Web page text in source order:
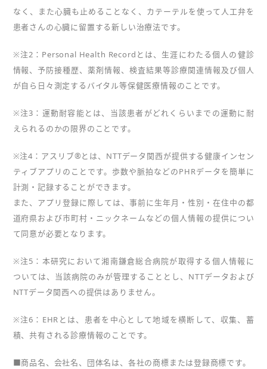
なく、また心臓も止めることなく、カテーテルを使って人工弁を
患者さんの心臓に留置する新しい治療法です。
※注2：Personal Health Recordとは、生涯にわたる個人の健診
情報、予防接種歴、薬剤情報、検査結果等診療関連情報及び個人
が自ら日々測定するバイタル等保健医療情報のことです。
※注3：運動耐容能とは、当該患者がどれくらいまでの運動に耐
えられるのかの限界のことです。
※注4：アスリブ®とは、NTTデータ関西が提供する健康インセン
ティブアプリのことです。歩数や脈拍などのPHRデータを簡単に
計測・記録することができます。
また、アプリ登録に際しては、事前に生年月・性別・在住中の都
道府県および市町村・ニックネームなどの個人情報の提供につい
て同意が必要となります。
※注5：本研究において湘南鎌倉総合病院が取得する個人情報に
ついては、当該病院のみが管理することとし、NTTデータおよび
NTTデータ関西への提供はありません。
※注6：EHRとは、患者を中心として地域を横断して、収集、蓄
積、共有される診療情報のことです。
■商品名、会社名、団体名は、各社の商標または登録商標です。